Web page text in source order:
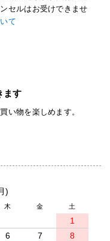
セルはお受けできませ
て
ます
い物を楽しめます。
)
木 金 土
1
6 7
8